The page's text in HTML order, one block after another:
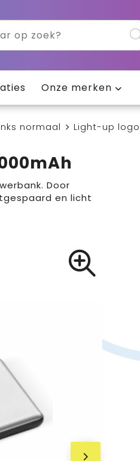
Onze merken
normaal Light-up
Door
en licht